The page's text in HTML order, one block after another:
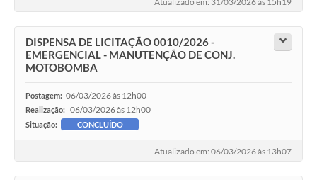
DISPENSA DE LICITAÇÃO 0010/2026 -
EMERGENCIAL - MANUTENÇÃO DE CONJ.
MOTOBOMBA
Postagem: 06/03/2026 às 12h00
Realização: 06/03/2026 às 12h00
Situação: CONCLUÍDO
Atualizado em: 06/03/2026 às 13h07